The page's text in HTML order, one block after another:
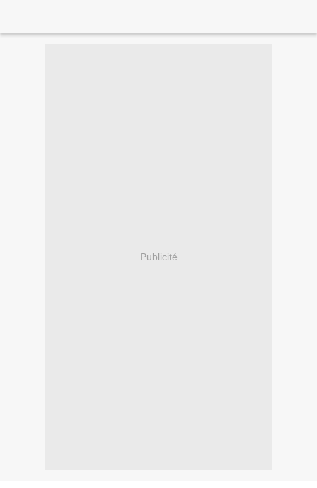
Publicité